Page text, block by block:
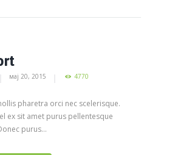
мај 20, 2015 4770
pharetra orci nec scelerisque.
ex sit amet purus pellentesque
purus...